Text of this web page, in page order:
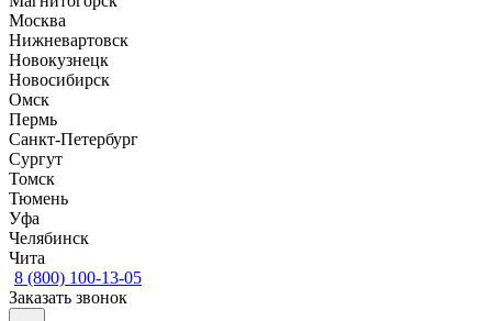
Москва
Нижневартовск
Новокузнецк
Новосибирск
Омск
Пермь
Санкт-Петербург
Сургут
Томск
Тюмень
Уфа
Челябинск
Чита
8 (800) 100-13-05
Заказать звонок